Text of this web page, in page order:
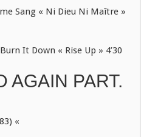
« Ni Dieu Ni Maître »
It Down « Rise Up » 4’30
AGAIN PART.
«